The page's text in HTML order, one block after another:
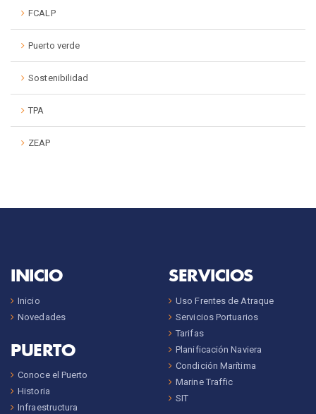
FCALP
Puerto verde
Sostenibilidad
TPA
ZEAP
INICIO
Inicio
Novedades
PUERTO
Conoce el Puerto
Historia
Infraestructura
SERVICIOS
Uso Frentes de Atraque
Servicios Portuarios
Tarifas
Planificación Naviera
Condición Marítima
Marine Traffic
SIT